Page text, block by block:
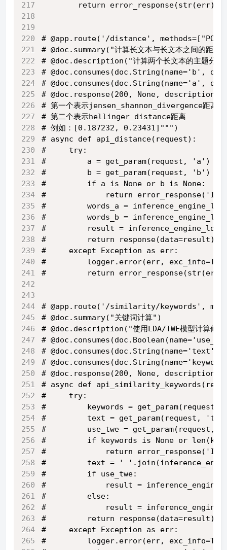
        return error_response(str(err))
# @app.route('/distance',
# @doc.summary("计算长文本与长文本之间的距离
# @doc.description("计算两个长文本的主题分
# @doc.consumes(doc.String(name='b',
# @doc.consumes(doc.String(name='a',
# @doc.response(200, None,
# 第一个表示jensen_shannon_divergence距离
# 第二个表示hellinger_distance距离
# 例如：[0.187232, 0.23431]""")
# async def api_distance(request):
#     try:
#         a = get_param(request, 'a')
#         b = get_param(request, 'b')
#         if a is None or b is None:
#             return
#         words_a =
#         words_b =
#         result =
#         return response(data=result)
#     except Exception as err:
#         logger.error(err,
#         return
# @app.route('/similarity/keywords',
# @doc.summary("关键词计算")
# @doc.description("使用LDA/TWE模型计算候选
#
#
#
# @doc.response(200, None, description="""
# async def
#     try:
#         keywords = get_param(request,
#         text = get_param(request,
#         use_twe = get_param(request,
#         if keywords is None or
#             return
#         text = '
#         if use_twe:
#             result =
#         else:
#             result =
#         return response(data=result)
#     except Exception as err:
#         logger.error(err,